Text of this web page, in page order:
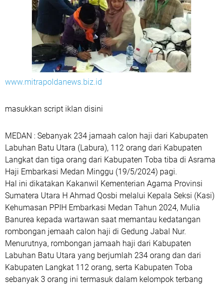
www.mitrapoldanews.biz.id
masukkan script iklan disini
MEDAN : Sebanyak 234 jamaah calon haji dari Kabupaten
Labuhan Batu Utara (Labura), 112 orang dari Kabupaten
Langkat dan tiga orang dari Kabupaten Toba tiba di Asrama
Haji Embarkasi Medan Minggu (19/5/2024) pagi.
Hal ini dikatakan Kakanwil Kementerian Agama Provinsi
Sumatera Utara H Ahmad Qosbi melalui Kepala Seksi (Kasi)
Kehumasan PPIH Embarkasi Medan Tahun 2024, Mulia
Banurea kepada wartawan saat memantau kedatangan
rombongan jemaah calon haji di Gedung Jabal Nur.
Menurutnya, rombongan jamaah haji dari Kabupaten
Labuhan Batu Utara yang berjumlah 234 orang dan dari
Kabupaten Langkat 112 orang, serta Kabupaten Toba
sebanyak 3 orang ini termasuk dalam kelompok terbang